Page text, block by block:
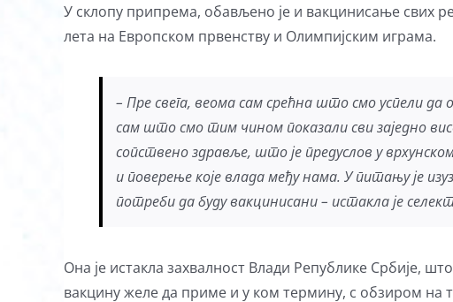
У склопу припрема, обављено је и вакцинисање свих
лета на Европском првенству и Олимпијским играма.
– Пре свега, веома сам срећна што смо успели
сам што смо тим чином показали сви заједно
сопствено здравље, што је предуслов у
и поверење које влада међу нама. У питању је
потреби да буду вакцинисани – истакла је
Она је истакла захвалност Влади Републике Србије,
вакцину желе да приме и у ком термину, с обзиром на